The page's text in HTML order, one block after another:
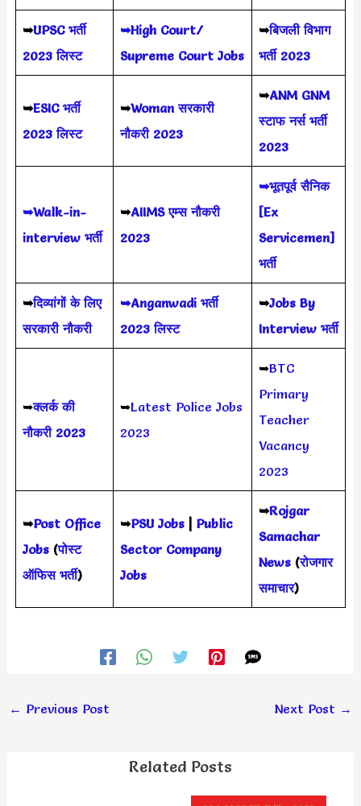
➥UPSC भर्ती
2023 लिस्ट
➥High Court/
Supreme Court Jobs
➥बिजली विभाग
भर्ती 2023
➥ESIC भर्ती
2023 लिस्ट
➥Woman सरकारी
नौकरी 2023
➥ANM GNM
स्टाफ नर्स भर्ती
2023
➥Walk-in-
interview भर्ती
➥AIIMS एम्स नौकरी
2023
➥भूतपूर्व सैनिक
[Ex
Servicemen]
भर्ती
➥दिव्यांगों के लिए
सरकारी नौकरी
➥Anganwadi भर्ती
2023 लिस्ट
➥Jobs By
Interview भर्ती
➥क्लर्क की
नौकरी 2023
➥Latest Police Jobs
2023
➥BTC
Primary
Teacher
Vacancy
2023
➥Post Office
Jobs(पोस्ट
ऑफिस भर्ती)
➥PSU Jobs| Public
Sector Company
Jobs
➥Rojgar
Samachar
News(रोजगार
समाचार)
← Previous Post Next Post →
Related Posts